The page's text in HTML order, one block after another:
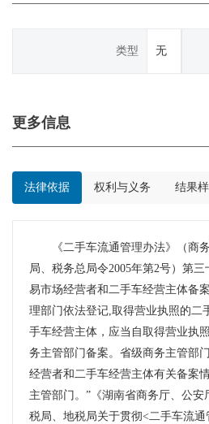
类型 无
更多信息
法律依据 权利与义务 结果
《二手车流通管理办法》（商
局、税务总局令2005年第2号）第
易市场经营者和二手车经营主体备
理部门依法登记,取得营业执照的二
手车经营主体，应当自取得营业执
务主管部门备案。省级商务主管部
经营者和二手车经营主体有关备案
主管部门。”《湖南省商务厅、公安
税局、地税局关于贯彻<二手车流通